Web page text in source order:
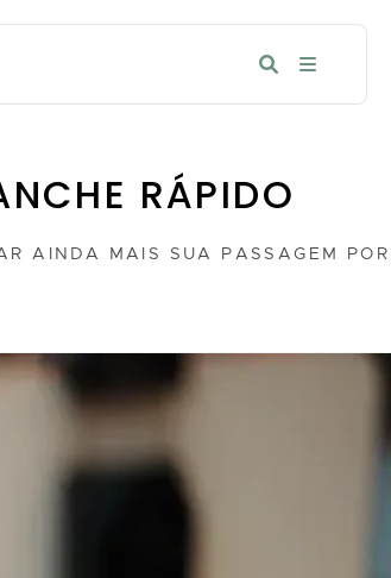
RÁPIDO
AINDA MAIS SUA PASSAGEM POR